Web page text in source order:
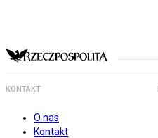
KONTAKT
O nas
Kontakt